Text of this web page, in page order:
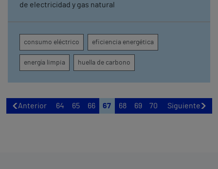
de electricidad y gas natural
consumo eléctrico eficiencia energética
energía limpia huella de carbono
Anterior 64 65 66 67 68 69 70 Siguiente